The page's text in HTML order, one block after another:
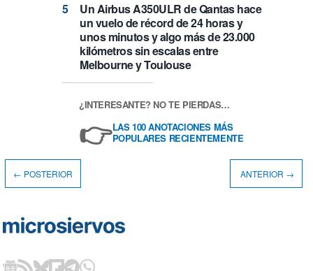
Un Airbus A350ULR de Qantas hace
un vuelo de récord de 24 horas y
unos minutos y algo más de 23.000
kilómetros sin escalas entre
Melbourne y Toulouse
¿INTERESANTE? NO TE PIERDAS…
👉LAS 100 ANOTACIONES MÁS
POPULARES RECIENTEMENTE
← POSTERIOR ANTERIOR →